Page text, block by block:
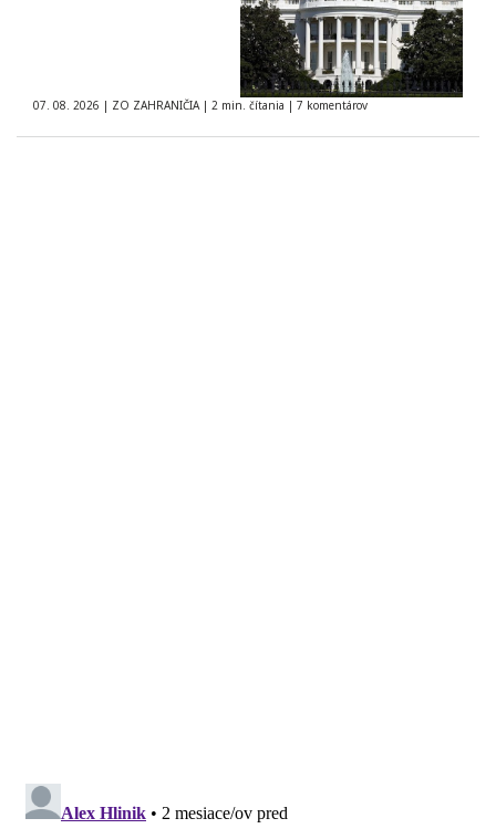
07. 08. 2026 | ZO ZAHRANIČIA | 2 min. čítania | 7 komentárov